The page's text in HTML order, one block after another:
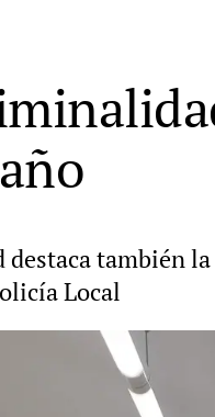
destaca también
Local